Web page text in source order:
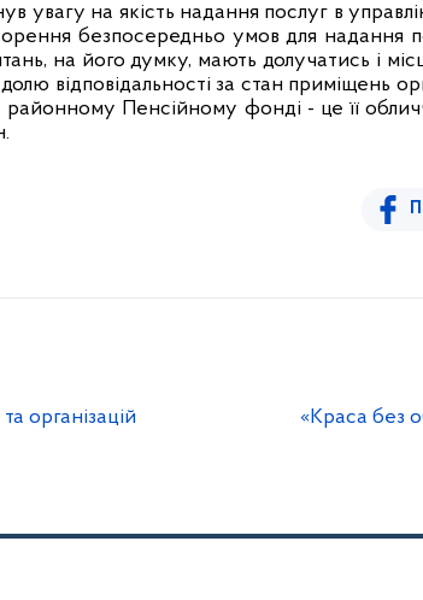
увагу на якість надання послуг в
безпосередньо умов для надання
на його думку, мають долучатись і
відповідальності за стан приміщень
Пенсійному фонді - це її
організацій «Краса без